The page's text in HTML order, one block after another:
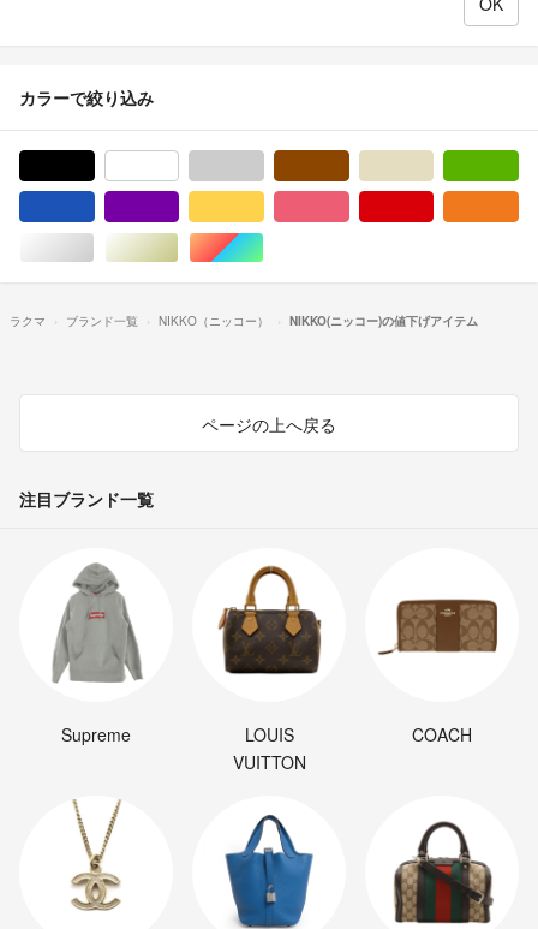
カラーで絞り込み
シルバー/銀色系ゴールド/金色系マルチカラー
ラクマ ブランド一覧 NIKKO（ニッコー） NIKKO(ニッコー)の値下げアイテム
ページの上へ戻る
注目ブランド一覧
Supreme
LOUIS
VUITTON
COACH